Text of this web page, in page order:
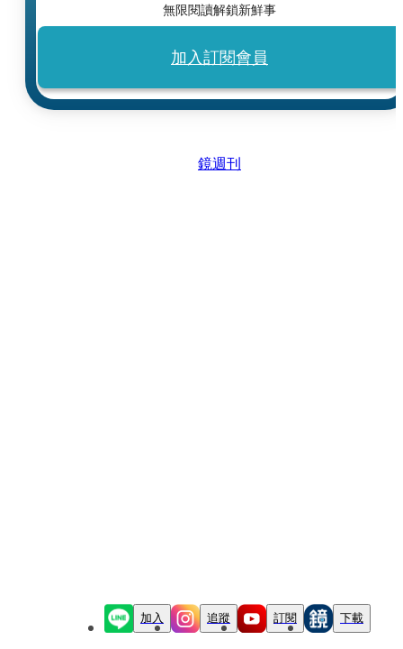
無限閱讀解鎖新鮮事
加入訂閱會員
鏡週刊
加入 追蹤 訂閱 下載